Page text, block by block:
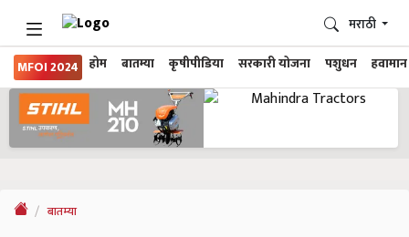
MFOI 2024 होम बातम्या कृषीपीडिया सरकारी योजना पशुधन हवामान
मराठी
बातम्या